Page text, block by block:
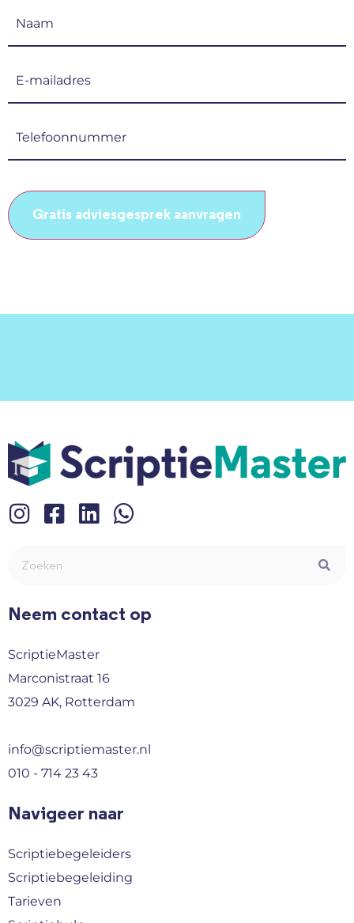
Neem contact op
ScriptieMaster
Marconistraat 16
3029 AK, Rotterdam
info@scriptiemaster.nl
010 - 714 23 43
Navigeer naar
Scriptiebegeleiders
Scriptiebegeleiding
Tarieven